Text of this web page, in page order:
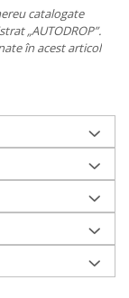
catalogate
„AUTODROP”.
în acest articol